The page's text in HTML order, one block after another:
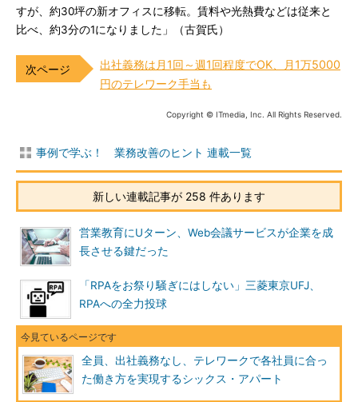
すが、約30坪の新オフィスに移転。賃料や光熱費などは従来と
比べ、約3分の1になりました」（古賀氏）
出社義務は月1回～週1回程度でOK、月1万5000
円のテレワーク手当も
Copyright © ITmedia, Inc. All Rights Reserved.
事例で学ぶ！ 業務改善のヒント 連載一覧
新しい連載記事が 258 件あります
営業教育にUターン、Web会議サービスが企業を成
長させる鍵だった
「RPAをお祭り騒ぎにはしない」三菱東京UFJ、
RPAへの全力投球
全員、出社義務なし、テレワークで各社員に合っ
た働き方を実現するシックス・アパート